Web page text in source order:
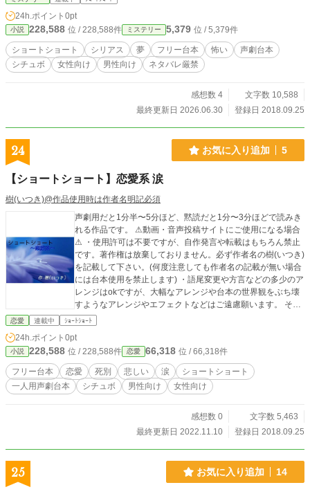
24h.ポイント 0pt
小説 228,588 位 / 228,588件 ミステリー 5,379 位 / 5,379件
ショートショート シリアス 夢 フリー台本 怖い
声劇台本
シチュボ
女性向け 男性向け ネタバレ厳禁
感想数 4
文字数 10,588
最終更新日 2026.06.30
登録日 2018.09.25
24 お気に入り追加 5
【ショートショート】恋愛系 涙
樹(いつき)@作品使用時は作者名明記必須
声劇用だと1分半〜5分ほど、黙読だと1分〜3分ほどで読みき
れる作品です。 ⚠動画・音声投稿サイトにご使用になる場合
⚠ ・使用許可は不要ですが、自作発言や転載はもちろん禁止
です。著作権は放棄しておりません。必ず作者名の樹(いつき)
を記載して下さい。(何度注意しても作者名の記載が無い場合
には台本使用を禁止します) ・語尾変更や方言などの多少のア
レンジはokですが、大幅なアレンジや台本の世界観をぶち壊
すようなアレンジやエフェクトなどはご遠慮願います。 その
他の詳細は【作品を使用する際の注意点】をご覧下さい。
恋愛 連載中 ｼｮｰﾄｼｮｰﾄ
24h.ポイント 0pt
小説 228,588 位 / 228,588件 恋愛 66,318 位 / 66,318件
フリー台本 恋愛 死別 悲しい 涙
ショートショート
一人用声劇台本
シチュボ 男性向け 女性向け
感想数 0
文字数 5,463
最終更新日 2022.11.10
登録日 2018.09.25
25 お気に入り追加 14